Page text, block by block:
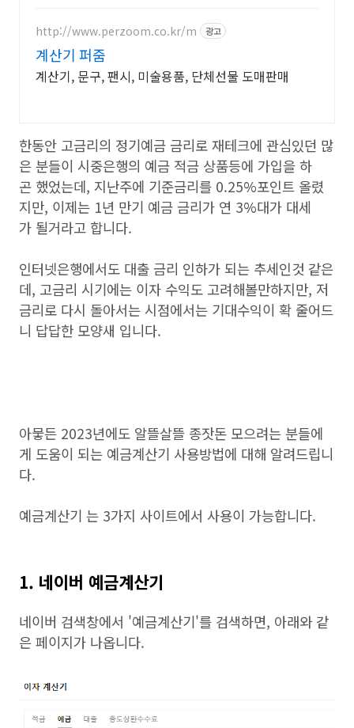
http://www.perzoom.co.kr/m 광고
계산기 퍼줌
계산기, 문구, 팬시, 미술용품, 단체선물 도매판매
한동안 고금리의 정기예금 금리로 재테크에 관심있던 많
은 분들이 시중은행의 예금 적금 상품등에 가입을 하
곤 했었는데, 지난주에 기준금리를 0.25%포인트 올렸
지만, 이제는 1년 만기 예금 금리가 연 3%대가 대세
가 될거라고 합니다.
인터넷은행에서도 대출 금리 인하가 되는 추세인것 같은
데, 고금리 시기에는 이자 수익도 고려해볼만하지만, 저
금리로 다시 돌아서는 시점에서는 기대수익이 확 줄어드
니 답답한 모양새 입니다.
아뭏든 2023년에도 알뜰살뜰 종잣돈 모으려는 분들에
게 도움이 되는 예금계산기 사용방법에 대해 알려드립니
다.
예금계산기 는 3가지 사이트에서 사용이 가능합니다.
1. 네이버 예금계산기
네이버 검색창에서 '예금계산기'를 검색하면, 아래와 같
은 페이지가 나옵니다.